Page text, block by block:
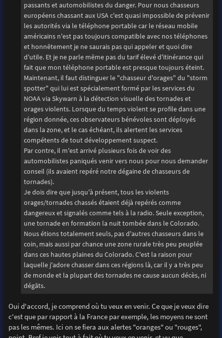
passants et automobilistes du danger. Pour nous chasseurs
européens chassant aux USA c'est quasi impossible de prévenir
les autorités via le téléphone portable car le réseau mobile
américains n'est pas toujours compatible avec nos téléphones
et honnêtement je ne saurais pas qui appeler et quoi dire
d'utile. Et je ne parle même pas du tarif élevé d'itinérance qui
fait que mon téléphone portable est presque toujours éteint.
Maintenant, il faut distinguer le "chasseur d'orages" du "storm
spotter" qui lui est spécialement formé par les services du
NOAA via Skywarn à la détection visuelle des tornades et
orages violents. Lorsque du temps violent se profile dans une
région donnée, ces observateurs bénévoles sont déployés
dans la zone, et le cas échéant, ils alertent les services
compétents de tout développement suspect.
Par contre, il m'est arrivé plusieurs fois de voir des
automobilistes paniqués venir vers nous pour nous demander
conseil (ils avaient repéré notre dégaine de chasseurs de
tornades).
Je dois dire que jusqu'à présent, tous les violents
orages/tornades chassés étaient déjà repérés comme
dangereux et signalés comme tels à la radio. Seule exception,
une tornade en formation la nuit tombée dans le Colorado.
Nous étions totalement seuls, pas d'autres chasseurs dans le
coin, mais aussi par chance une zone rurale très peu peuplée
dans ces hautes plaines du Colorado. C'est la raison pour
laquelle j'adore chasser dans ces régions là, car il y a très peu
de monde et la plupart des tornades ne cause aucun décès, ni
dégâts.
Oui d'accord, je comprend où tu veux en venir. Ce que je veux dire
c'est que par rapport à la France par exemple, les moyens ne sont
pas les mêmes. Ici on se fiera aux alertes "oranges" ou "rouges",